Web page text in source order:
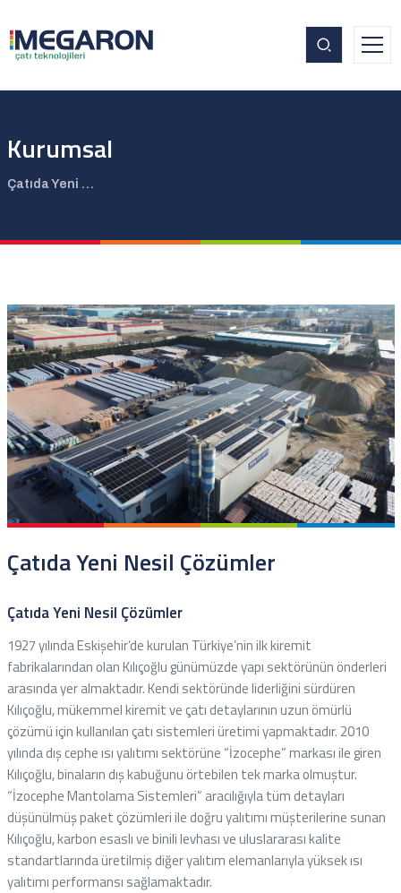
Kurumsal
Çatıda Yeni Nesil Çözümler
Çatıda Yeni Nesil Çözümler
Çatıda Yeni Nesil Çözümler
1927 yılında Eskişehir’de kurulan Türkiye’nin ilk kiremit
fabrikalarından olan Kılıçoğlu günümüzde yapı sektörünün önderleri
arasında yer almaktadır. Kendi sektöründe liderliğini sürdüren
Kılıçoğlu, mükemmel kiremit ve çatı detaylarının uzun ömürlü
çözümü için kullanılan çatı sistemleri üretimi yapmaktadır. 2010
yılında dış cephe ısı yalıtımı sektörüne “İzocephe” markası ile giren
Kılıçoğlu, binaların dış kabuğunu örtebilen tek marka olmuştur.
“İzocephe Mantolama Sistemleri” aracılığıyla tüm detayları
düşünülmüş paket çözümleri ile doğru yalıtımı müşterilerine sunan
Kılıçoğlu, karbon esaslı ve binili levhası ve uluslararası kalite
standartlarında üretilmiş diğer yalıtım elemanlarıyla yüksek ısı
yalıtımı performansı sağlamaktadır.